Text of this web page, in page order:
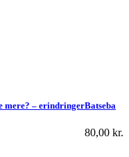
Batseba
80,00 kr.
mere? – erindringer